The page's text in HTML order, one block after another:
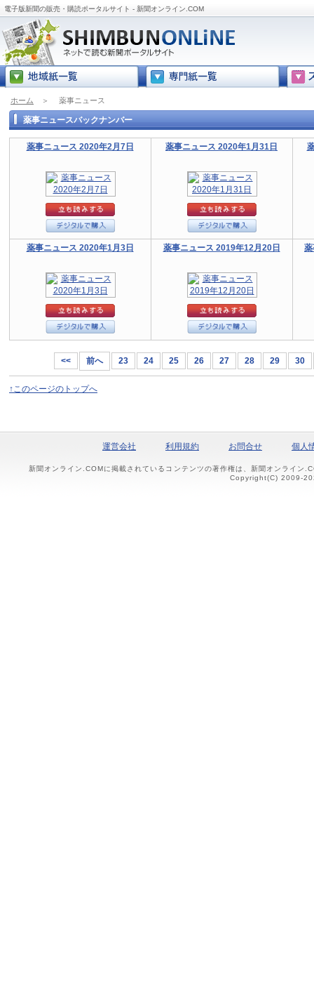
電子版新聞の販売・購読ポータルサイト - 新聞オンライン.COM
ホーム ＞ 薬事ニュース
薬事ニュースバックナンバー
薬事ニュース 2020年2月7日 薬事ニュース 2020年1月31日
薬事ニュース 2020年1月3日 薬事ニュース 2019年12月20日
<< 前へ 23 24 25 26 27 28 29 30
↑このページのトップへ
運営会社 利用規約 お問合せ 個人
新聞オンライン.COMに掲載されているコンテンツの著作権は、新聞オンライン
Copyright(C) 2009-